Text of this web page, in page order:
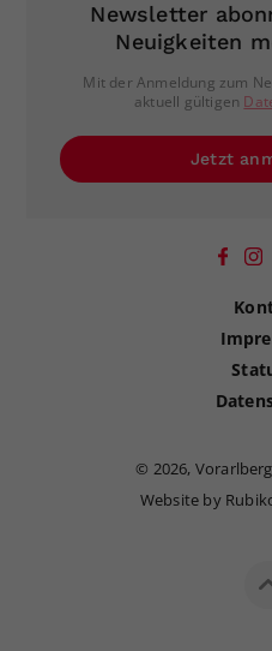
Newsletter
Neuigkeiten
Mit der Anmeldung zum
aktuell gültigen
Jetzt
© 2026,
Website by